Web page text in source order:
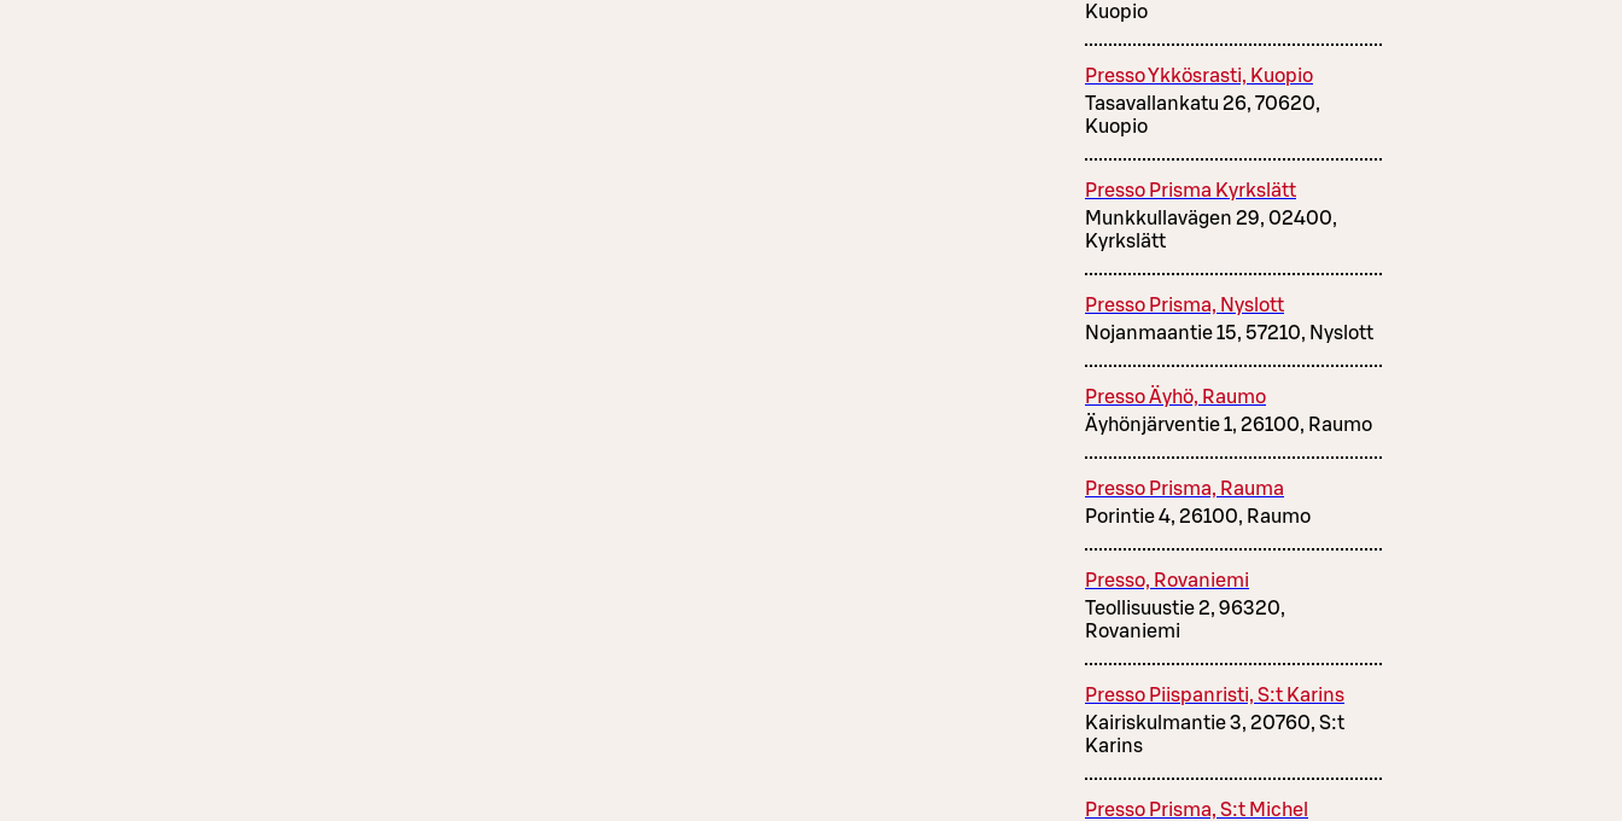
Kuopio
Presso Ykkösrasti, Kuopio
Tasavallankatu 26, 70620,
Kuopio
Presso Prisma Kyrkslätt
Munkkullavägen 29, 02400,
Kyrkslätt
Presso Prisma, Nyslott
Nojanmaantie 15, 57210, Nyslott
Presso Äyhö, Raumo
Äyhönjärventie 1, 26100, Raumo
Presso Prisma, Rauma
Porintie 4, 26100, Raumo
Presso, Rovaniemi
Teollisuustie 2, 96320,
Rovaniemi
Presso Piispanristi, S:t Karins
Kairiskulmantie 3, 20760, S:t
Karins
Presso Prisma, S:t Michel